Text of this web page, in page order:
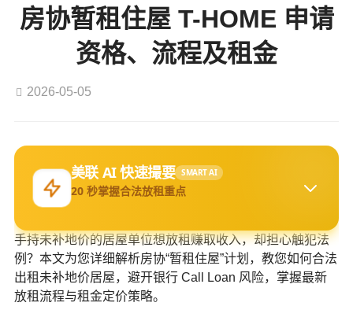
房协暂租住屋 T-HOME 申请
资格、流程及租金
2026-05-05
美联 AI 快速撮要 SMART AI
20 秒掌握合法放租重点
手持未补地价的居屋单位想放租赚取收入，却担心触犯法
例？本文为您详细解析房协“暂租住屋”计划，教您如何合法
出租未补地价居屋，避开银行 Call Loan 风险，掌握最新
放租流程与租金定价策略。